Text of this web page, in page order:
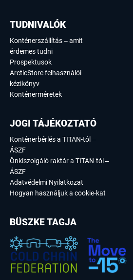
TUDNIVALÓK
Konténerszállítás – amit
érdemes tudni
Prospektusok
ArcticStore felhasználói
kézikönyv
Konténerméretek
JOGI TÁJÉKOZTATÓ
Konténerbérlés a TITAN-tól –
ÁSZF
Önkiszolgáló raktár a TITAN-tól –
ÁSZF
Adatvédelmi Nyilatkozat
Hogyan használjuk a cookie-kat
BÜSZKE TAGJA